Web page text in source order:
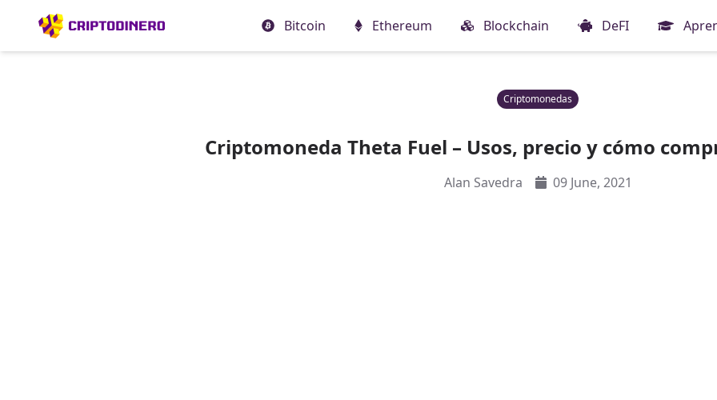
Bitcoin Ethereum Blockchain DeFI
Criptomonedas
Criptomoneda Theta Fuel – Usos, precio y cómo
Alan Savedra 09 June, 2021